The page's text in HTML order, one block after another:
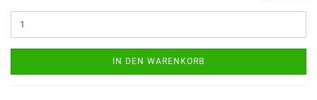
IN DEN WARENKORB